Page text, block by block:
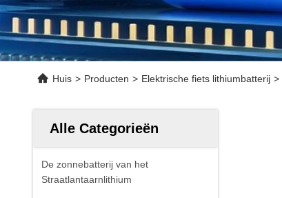
Huis > Producten > Elektrische fiets lithiumbatterij >
Alle Categorieën
De zonnebatterij van het
Straatlantaarnlithium